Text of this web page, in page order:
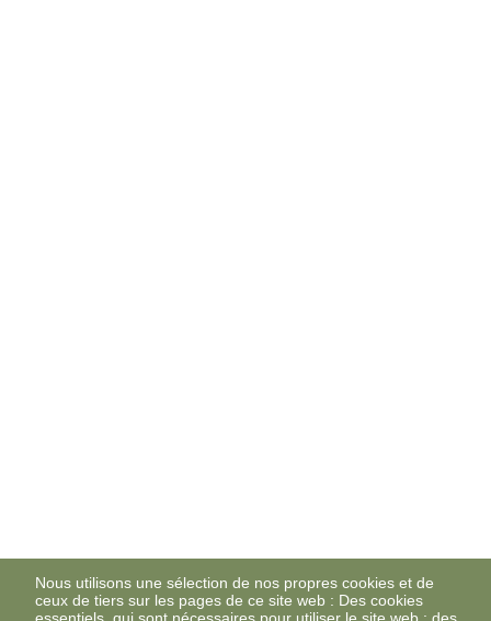
Nous utilisons une sélection de nos propres cookies et de
ceux de tiers sur les pages de ce site web : Des cookies